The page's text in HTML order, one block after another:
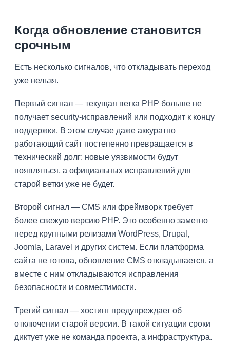
Когда обновление становится
срочным
Есть несколько сигналов, что откладывать переход
уже нельзя.
Первый сигнал — текущая ветка PHP больше не
получает security-исправлений или подходит к концу
поддержки. В этом случае даже аккуратно
работающий сайт постепенно превращается в
технический долг: новые уязвимости будут
появляться, а официальных исправлений для
старой ветки уже не будет.
Второй сигнал — CMS или фреймворк требует
более свежую версию PHP. Это особенно заметно
перед крупными релизами WordPress, Drupal,
Joomla, Laravel и других систем. Если платформа
сайта не готова, обновление CMS откладывается, а
вместе с ним откладываются исправления
безопасности и совместимости.
Третий сигнал — хостинг предупреждает об
отключении старой версии. В такой ситуации сроки
диктует уже не команда проекта, а инфраструктура.